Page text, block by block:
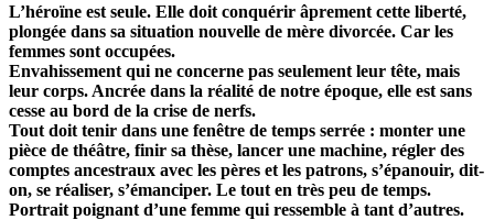
L’héroïne est seule. Elle doit conquérir âprement cette liberté,
plongée dans sa situation nouvelle de mère divorcée. Car les
femmes sont occupées.
Envahissement qui ne concerne pas seulement leur tête, mais
leur corps. Ancrée dans la réalité de notre époque, elle est sans
cesse au bord de la crise de nerfs.
Tout doit tenir dans une fenêtre de temps serrée : monter une
pièce de théâtre, finir sa thèse, lancer une machine, régler des
comptes ancestraux avec les pères et les patrons, s’épanouir, dit-
on, se réaliser, s’émanciper. Le tout en très peu de temps.
Portrait poignant d’une femme qui ressemble à tant d’autres.